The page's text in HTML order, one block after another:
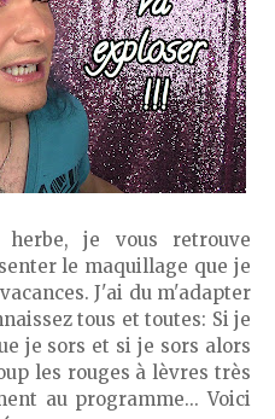
je vous retrouve
le maquillage que je
J'ai du m'adapter
tous et toutes: Si je
je sors et si je sors alors
les rouges à lèvres très
au programme... Voici